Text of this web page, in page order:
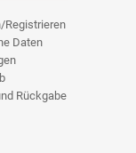
Registrieren
Daten
Rückgabe